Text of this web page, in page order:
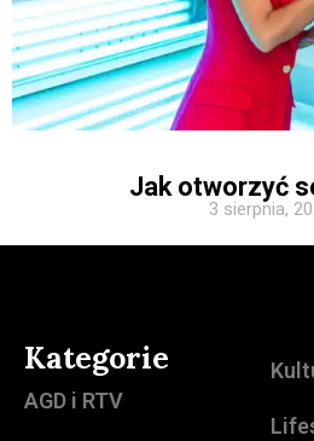
Jak otworzyć
3 sierpnia,
Kategorie
AGD i RTV